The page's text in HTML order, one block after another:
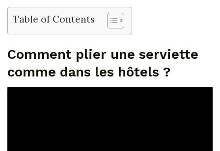
Table of Contents
Comment plier une serviette
comme dans les hôtels ?